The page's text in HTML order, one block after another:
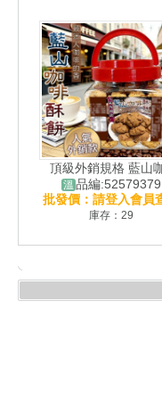
頂級外銷規格 藍山咖
溫品編:52579379
批發價：請登入會員
庫存：29